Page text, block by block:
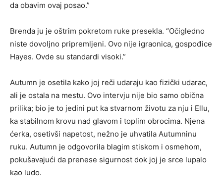
da obavim ovaj posao.”
Brenda ju je oštrim pokretom ruke presekla. “Očigledno
niste dovoljno pripremljeni. Ovo nije igraonica, gospođice
Hayes. Ovde su standardi visoki.”
Autumn je osetila kako joj reči udaraju kao fizički udarac,
ali je ostala na mestu. Ovo intervju nije bio samo obična
prilika; bio je to jedini put ka stvarnom životu za nju i Ellu,
ka stabilnom krovu nad glavom i toplim obrocima. Njena
ćerka, osetivši napetost, nežno je uhvatila Autumninu
ruku. Autumn je odgovorila blagim stiskom i osmehom,
pokušavajući da prenese sigurnost dok joj je srce lupalo
kao ludo.